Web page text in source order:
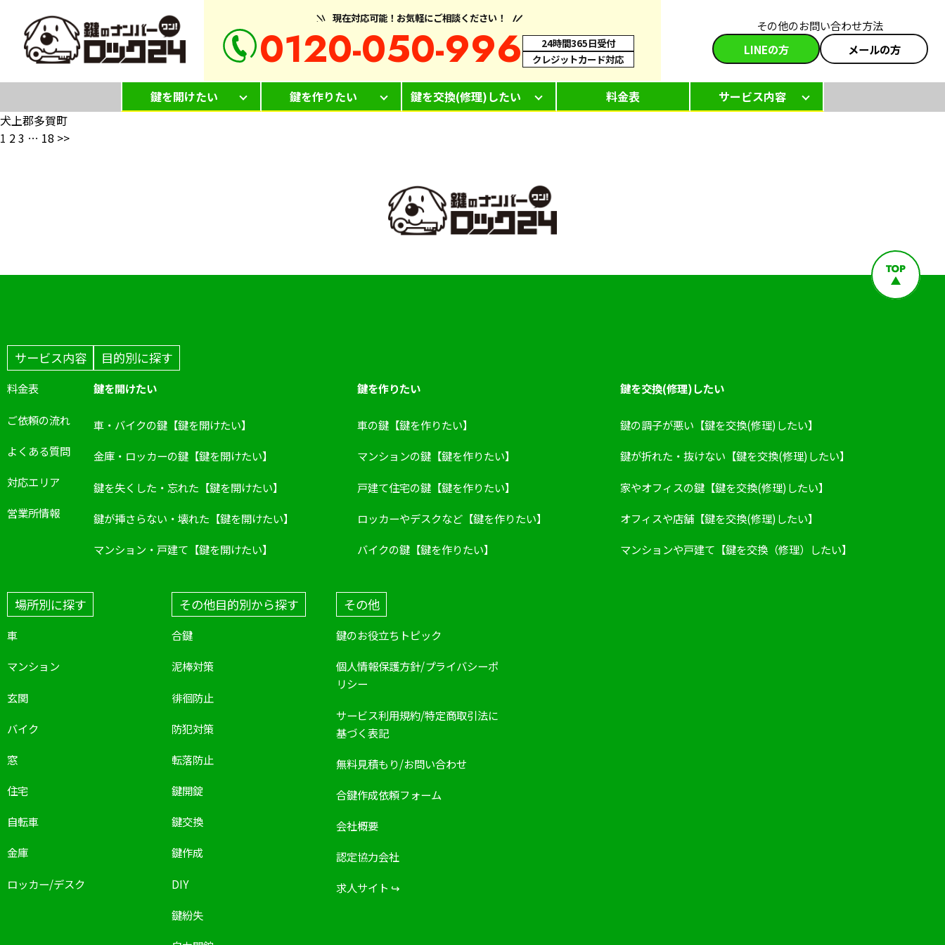
現在対応可能！お気軽にご相談ください！
0120-050-996
24時間365日受付
クレジットカード対応
その他のお問い合わせ方法
LINEの方
メールの方
鍵を開けたい 鍵を作りたい 鍵を交換(修理)したい 料金表
サービス内容
犬上郡多賀町
1 23 … 18 >>
サービス内容
料金表
ご依頼の流れ
よくある質問
対応エリア
営業所情報
目的別に探す
鍵を開けたい
車・バイクの鍵【鍵を開けたい】
金庫・ロッカーの鍵【鍵を開けたい】
鍵を失くした・忘れた【鍵を開けたい】
鍵が挿さらない・壊れた【鍵を開けたい】
マンション・戸建て【鍵を開けたい】
鍵を作りたい
車の鍵【鍵を作りたい】
マンションの鍵【鍵を作りたい】
戸建て住宅の鍵【鍵を作りたい】
ロッカーやデスクなど【鍵を作りたい】
バイクの鍵【鍵を作りたい】
鍵を交換(修理)したい
鍵の調子が悪い【鍵を交換(修理)したい】
鍵が折れた・抜けない【鍵を交換(修理)したい】
家やオフィスの鍵【鍵を交換(修理)したい】
オフィスや店舗【鍵を交換(修理)したい】
マンションや戸建て【鍵を交換（修理）したい】
場所別に探す
車
マンション
玄関
バイク
窓
住宅
自転車
金庫
ロッカー/デスク
その他目的別から探す
合鍵
泥棒対策
徘徊防止
防犯対策
転落防止
鍵開錠
鍵交換
鍵作成
DIY
鍵紛失
その他
鍵のお役立ちトピック
個人情報保護方針/プライバシーポ
リシー
サービス利用規約/特定商取引法に
基づく表記
無料見積もり/お問い合わせ
合鍵作成依頼フォーム
会社概要
認定協力会社
求人サイト ↪